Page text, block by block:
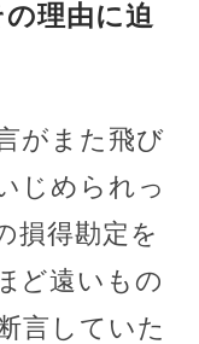
理由に迫
がまた飛び
じめられっ
損得勘定を
ど遠いもの
言していた